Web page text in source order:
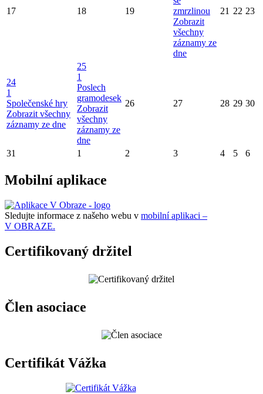
17 18 19
zmrzlinou
Zobrazit
všechny
záznamy ze
dne
21 22 23
24
1
Společenské hry
Zobrazit všechny
záznamy ze dne
25
1
Poslech
gramodesek
Zobrazit
všechny
záznamy ze
dne
26 27 28 29 30
31 1 2 3 4 5 6
Mobilní aplikace
Sledujte informace z našeho webu v mobilní aplikaci –
V OBRAZE.
Certifikovaný držitel
Člen asociace
Certifikát Vážka